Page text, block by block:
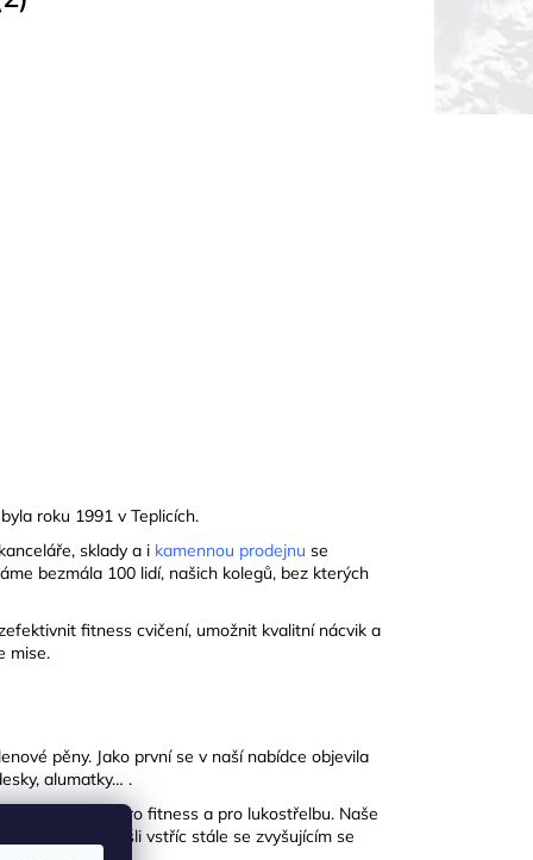
roku 1991 v Teplicích.
sklady a i kamennou prodejnu se
bezmála 100 lidí, našich kolegů, bez kterých
fitness cvičení, umožnit kvalitní nácvik a
mise.
pěny. Jako první se v naší nabídce objevila
alumatky… .
a camping, pro fitness a pro lukostřelbu. Naše
abychom vyšli vstříc stále se zvyšujícím se